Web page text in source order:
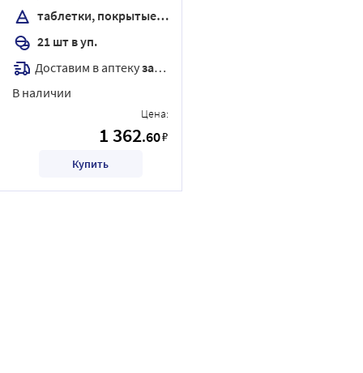
таблетки, покрытые оболочкой
21 шт в уп.
Доставим в аптекузавтра
В наличии
Цена:
1 362.60₽
Купить